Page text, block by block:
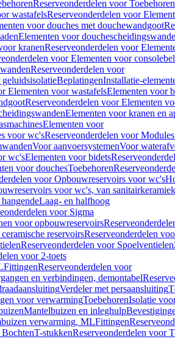
Reserveonderdelen voor Toebehoren
wastafelsReserveonderdelen voor
voor douches met douchewandgoot
Elementen voor
kranenReserveonderdelen voor
voor Elementen voor
Reserveonderdelen voor
BeplatingenInstallatie-
Elementen voor wastafelsElementen voor
Reserveonderdelen voor Elementen
Elementen voor kranen en
Elementen voor
voor wc'sReserveonderdelen voor
Voor aanvoersystemenVoor
wc'sElementen voor bidets
voor douchesToebehoren
voor Opbouwreservoirs voor wc's
voor wc's, van sanitairkeramiek
Laag- en halfhoog
voor Sigma
voor opbouwreservoirs
reservoirsReserveonderdelen
Reserveonderdelen voor Spoelventielen
voor 2-toets
FittingenReserveonderdelen voor
en verbindingen, demontabel
Verdeler met persaansluiting
voor verwarmingToebehorenIsolatie
Mantelbuizen en inleghulp
verwarming, MLFittingen
T-stukkenReserveonderdelen voor